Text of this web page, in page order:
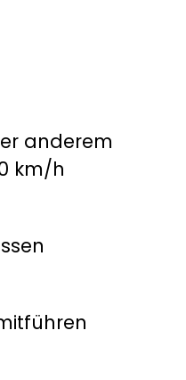
anderem
km/h